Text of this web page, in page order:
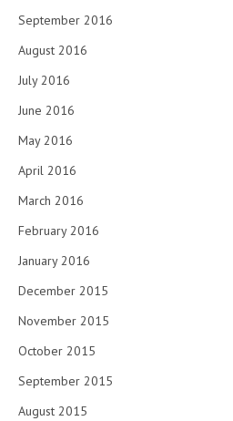
September 2016
August 2016
July 2016
June 2016
May 2016
April 2016
March 2016
February 2016
January 2016
December 2015
November 2015
October 2015
September 2015
August 2015